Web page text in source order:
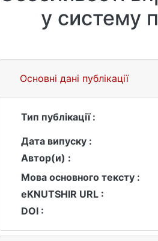
у систему
Основні дані публікації
Тип публікації :
Дата випуску :
Автор(и) :
Мова основного тексту :
eKNUTSHIR URL :
DOI :